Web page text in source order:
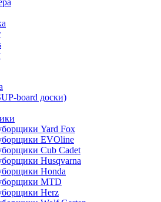
board доски)
Yard Fox
EVOline
Cub Cadet
Husqvarna
Honda
MTD
Herz